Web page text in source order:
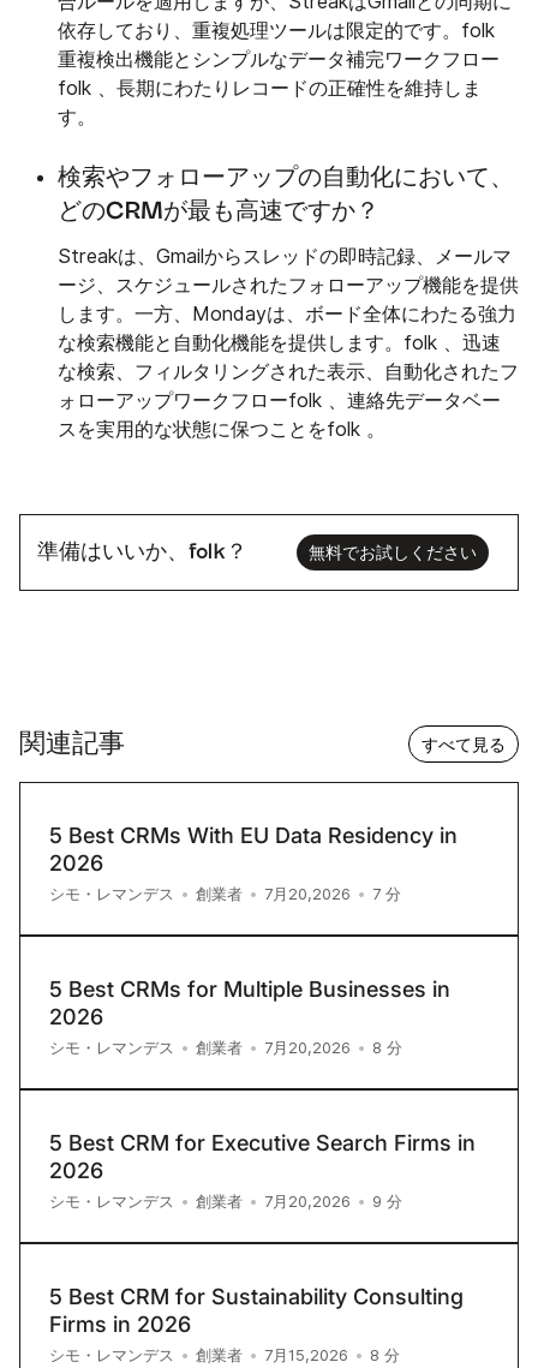
依存しており、重複処理ツールは限定的です。folk
重複検出機能とシンプルなデータ補完ワークフロー
folk 、長期にわたりレコードの正確性を維持しま
す。
検索やフォローアップの自動化において、
どのCRMが最も高速ですか？
Streakは、Gmailからスレッドの即時記録、メールマ
ージ、スケジュールされたフォローアップ機能を提供
します。一方、Mondayは、ボード全体にわたる強力
な検索機能と自動化機能を提供します。folk 、迅速
な検索、フィルタリングされた表示、自動化されたフ
ォローアップワークフローfolk 、連絡先データベー
スを実用的な状態に保つことをfolk 。
準備はいいか、folk？ 無料でお試しください
関連記事 すべて見る
5 Best CRMs With EU Data Residency in
2026
シモ・レマンデス • 創業者 • 7月20,2026 • 7 分
5 Best CRMs for Multiple Businesses in
2026
シモ・レマンデス • 創業者 • 7月20,2026 • 8 分
5 Best CRM for Executive Search Firms in
2026
シモ・レマンデス • 創業者 • 7月20,2026 • 9 分
5 Best CRM for Sustainability Consulting
Firms in 2026
シモ・レマンデス • 創業者 • 7月15,2026 • 8 分